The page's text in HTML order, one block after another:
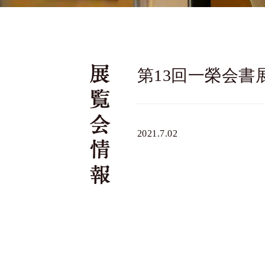
第13回一榮会書
2021.7.02